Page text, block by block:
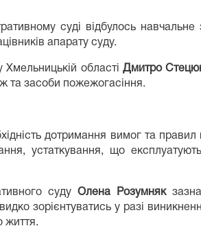
суді відбулось навчальне
апарату суду.
області Дмитро
та засоби пожежогасіння.
дотримання вимог та правил
устаткування, що
судуОлена Розумняк
зорієнтуватись у разі
життя.